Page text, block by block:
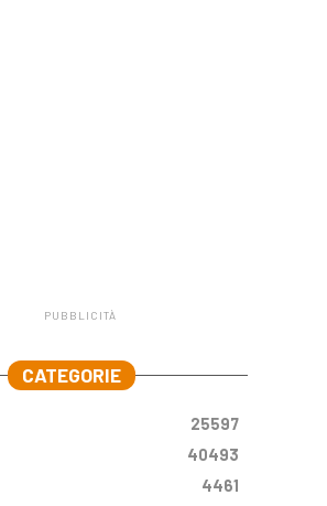
PUBBLICITÀ
CATEGORIE
25597
40493
4461